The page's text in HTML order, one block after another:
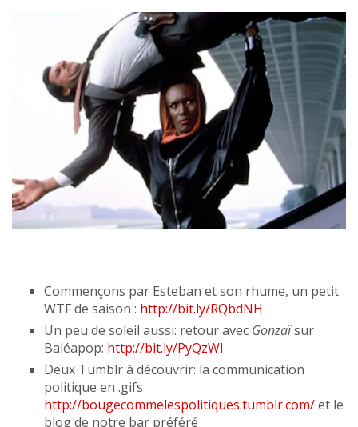
Commençons par Esteban et son rhume, un petit
WTF de saison : http://bit.ly/RQbdNH
Un peu de soleil aussi: retour avec Gonzaïsur
Baléapop: http://bit.ly/PyQzWl
Deux Tumblr à découvrir: la communication
politique en .gifs
http://bougecommelespolitiques.tumblr.com/et le
blog de notre bar préféré